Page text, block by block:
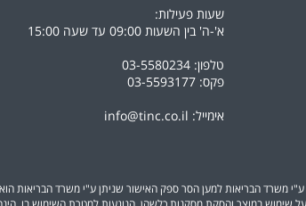
שעות פעילות:
א'-ה' בין השעות 09:00 עד שעה 15:00
טלפון: 03-5580234
פקס: 03-5593177
אימייל: info@tinc.co.il
משרד הבריאות למען הסר ספק האישור שניתן ע"י משרד הבריאות